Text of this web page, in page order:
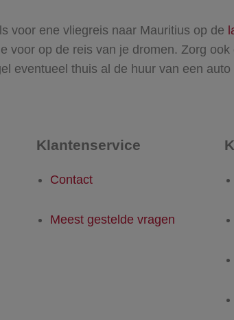
voor ene vliegreis naar Mauritius op de
voor op de reis van je dromen. Zorg
eventueel thuis al de huur van een
Klantenservice
Contact
Meest gestelde vragen